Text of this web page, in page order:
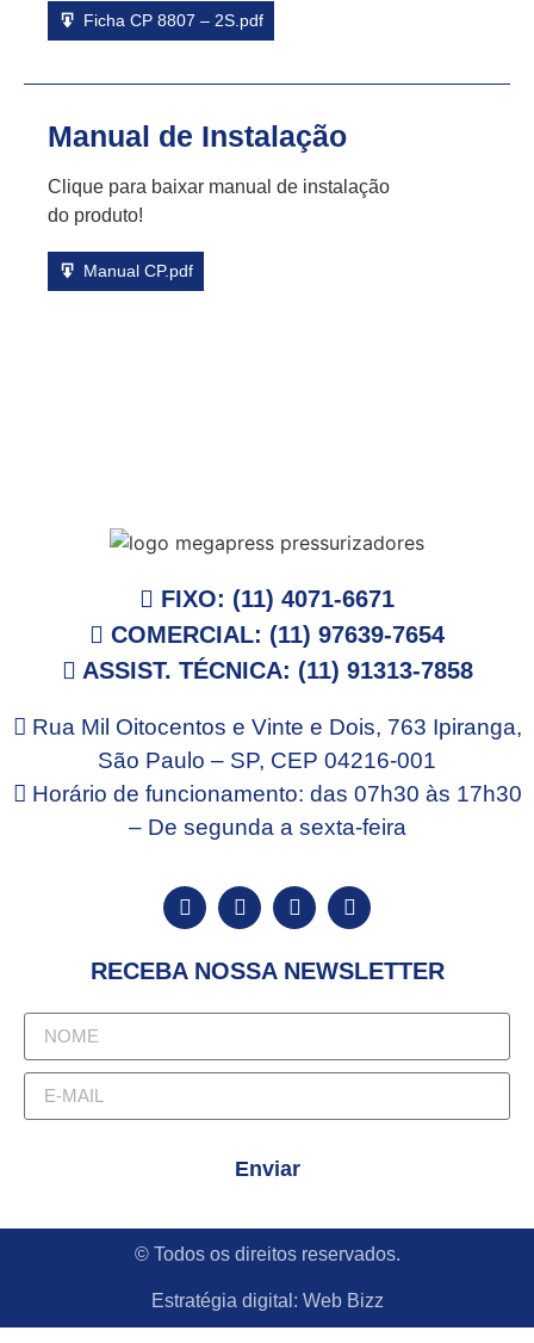
Ficha CP 8807 – 2S.pdf
Manual de Instalação
Clique para baixar manual de instalação
do produto!
Manual CP.pdf
FIXO: (11) 4071-6671
COMERCIAL: (11) 97639-7654
ASSIST. TÉCNICA: (11) 91313-7858
Rua Mil Oitocentos e Vinte e Dois, 763 Ipiranga,
São Paulo – SP, CEP 04216-001
Horário de funcionamento: das 07h30 às 17h30
– De segunda a sexta-feira
RECEBA NOSSA NEWSLETTER
Enviar
© Todos os direitos reservados.
Estratégia digital: Web Bizz